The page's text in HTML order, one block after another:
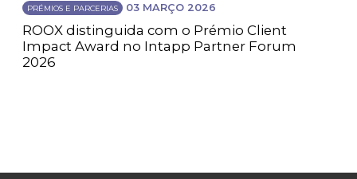
PRÉMIOS E PARCERIAS 03 MARÇO 2026
ROOX distinguida com o Prémio Client
Impact Award no Intapp Partner Forum
2026